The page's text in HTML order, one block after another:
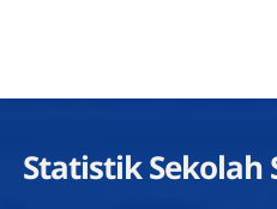
Statistik Sekolah